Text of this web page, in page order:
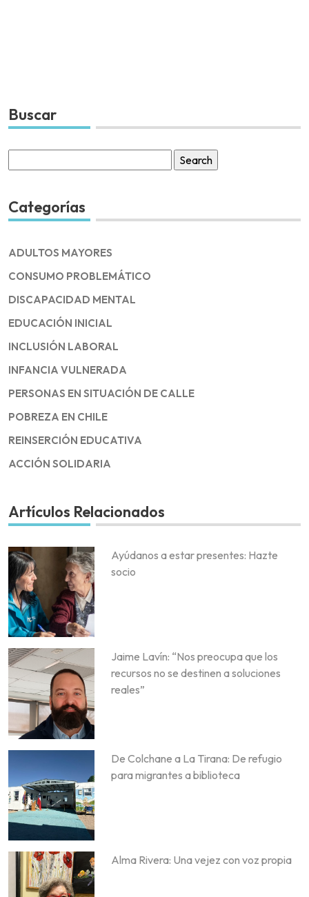
Buscar
for:
Categorías
ADULTOS MAYORES
CONSUMO PROBLEMÁTICO
DISCAPACIDAD MENTAL
EDUCACIÓN INICIAL
INCLUSIÓN LABORAL
INFANCIA VULNERADA
PERSONAS EN SITUACIÓN DE CALLE
POBREZA EN CHILE
REINSERCIÓN EDUCATIVA
ACCIÓN SOLIDARIA
Artículos Relacionados
Ayúdanos a estar presentes: Hazte
socio
Jaime Lavín: “Nos preocupa que los
recursos no se destinen a soluciones
reales”
De Colchane a La Tirana: De refugio
para migrantes a biblioteca
Alma Rivera: Una vejez con voz propia